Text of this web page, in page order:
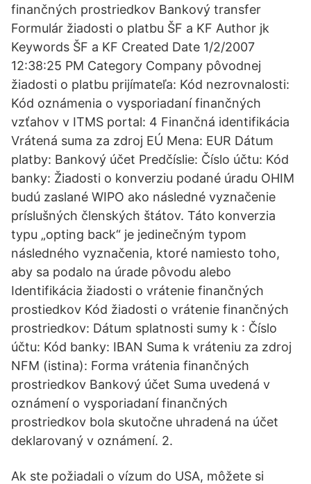
finančných prostriedkov Bankový transfer
Formulár žiadosti o platbu ŠF a KF Author jk
Keywords ŠF a KF Created Date 1/2/2007
12:38:25 PM Category Company pôvodnej
žiadosti o platbu prijímateľa: Kód nezrovnalosti:
Kód oznámenia o vysporiadaní finančných
vzťahov v ITMS portal: 4 Finančná identifikácia
Vrátená suma za zdroj EÚ Mena: EUR Dátum
platby: Bankový účet Predčíslie: Číslo účtu: Kód
banky: Žiadosti o konverziu podané úradu OHIM
budú zaslané WIPO ako následné vyznačenie
príslušných členských štátov. Táto konverzia
typu „opting back“ je jedinečným typom
následného vyznačenia, ktoré namiesto toho,
aby sa podalo na úrade pôvodu alebo
Identifikácia žiadosti o vrátenie finančných
prostiedkov Kód žiadosti o vrátenie finančných
prostriedkov: Dátum splatnosti sumy k : Číslo
účtu: Kód banky: IBAN Suma k vráteniu za zdroj
NFM (istina): Forma vrátenia finančných
prostriedkov Bankový účet Suma uvedená v
oznámení o vysporiadaní finančných
prostriedkov bola skutočne uhradená na účet
deklarovaný v oznámení. 2.
Ak ste požiadali o vízum do USA, môžete si